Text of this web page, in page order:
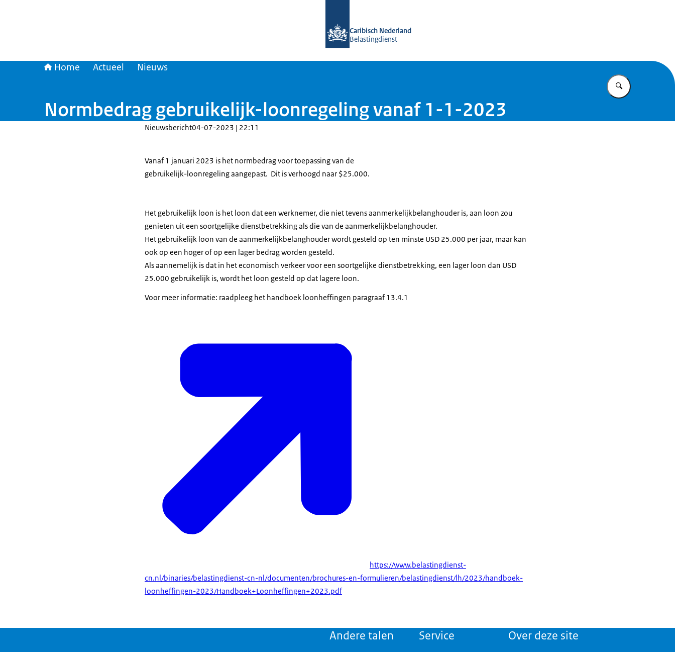
Caribisch Nederland
Belastingdienst
Home Actueel Nieuws
Vul in wat u
Normbedrag gebruikelijk-loonregeling vanaf 1-1-2023
Nieuwsbericht04-07-2023 | 22:11
Vanaf 1 januari 2023 is het normbedrag voor toepassing van de
gebruikelijk-loonregeling aangepast. Dit is verhoogd naar $25.000.
Het gebruikelijk loon is het loon dat een werknemer, die niet tevens aanmerkelijkbelanghouder is, aan loon zou
genieten uit een soortgelijke dienstbetrekking als die van de aanmerkelijkbelanghouder.
Het gebruikelijk loon van de aanmerkelijkbelanghouder wordt gesteld op ten minste USD 25.000 per jaar, maar kan
ook op een hoger of op een lager bedrag worden gesteld.
Als aannemelijk is dat in het economisch verkeer voor een soortgelijke dienstbetrekking, een lager loon dan USD
25.000 gebruikelijk is, wordt het loon gesteld op dat lagere loon.
Voor meer informatie: raadpleeg het handboek loonheffingen paragraaf 13.4.1
https://www.belastingdienst-
cn.nl/binaries/belastingdienst-cn-nl/documenten/brochures-en-formulieren/belastingdienst/lh/2023/handboek-
loonheffingen-2023/Handboek+Loonheffingen+2023.pdf
Andere talen Service Over deze site